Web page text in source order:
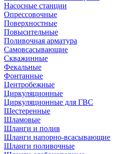
Насосные станции
Опрессовочные
Поверхностные
Повысительные
Поливочная арматура
Самовсасывающие
Скважинные
Фекальные
Фонтанные
Центробежные
Циркуляционные
Циркуляционные для ГВС
Шестеренные
Шламовые
Шланги и полив
Шланги напорно-всасывающие
Шланги поливочные